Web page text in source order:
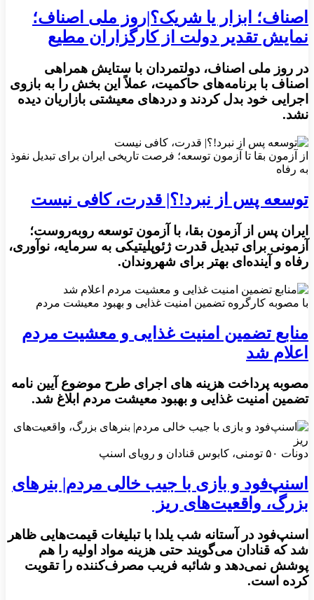
اصناف؛ ابزار یا شریک؟|روز ملی اصناف؛
نمایش تقدیر دولت از کارگزاران مطیع
در روز ملی اصناف، دولتمردان با ستایش همراهی
اصناف با برنامه‌های حاکمیت، عملاً این بخش را به بازوی
اجرایی خود بدل کردند و دردهای معیشتی بازاریان دیده
نشد.
از آزمون بقا تا آزمون توسعه؛ فرصت تاریخی ایران برای تبدیل نفوذ
به رفاه
توسعه پس از نبرد!؟| قدرت، کافی نیست
ایران پس از آزمون بقا، با آزمون توسعه روبه‌روست؛
آزمونی برای تبدیل قدرت ژئوپلیتیکی به سرمایه، نوآوری،
رفاه و آینده‌ای بهتر برای شهروندان.
با مصوبه کارگروه تضمین امنیت غذایی و بهبود معیشت مردم
منابع تضمین امنیت غذایی و معشیت مردم
اعلام شد
مصوبه پرداخت هزینه های اجرای طرح موضوع آیین نامه
تضمین امنیت غذایی و بهبود معیشت مردم ابلاغ شد.
دونات ۵۰ تومنی، کابوس قنادان و رویای اسنپ
اسنپ‌فود و بازی با جیب خالی مردم| بنرهای
بزرگ، واقعیت‌های ریز
اسنپ‌فود در آستانه شب یلدا با تبلیغات قیمت‌هایی ظاهر
شد که قنادان می‌گویند حتی هزینه مواد اولیه را هم
پوشش نمی‌دهد و شائبه فریب مصرف‌کننده را تقویت
کرده است.